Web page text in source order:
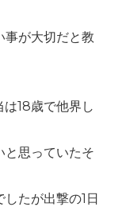
事が大切だと教
18歳で他界し
と思っていたそ
たが出撃の1日